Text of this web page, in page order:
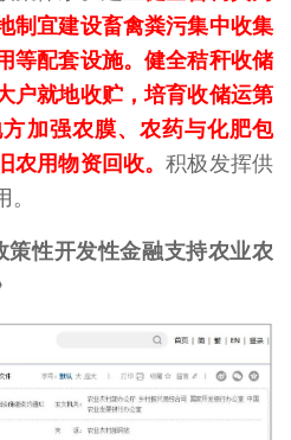
制宜建设畜禽粪污集中收集
等配套设施。健全秸秆收储
户就地收贮，培育收储运第
加强农膜、农药与化肥包
农用物资回收。积极发挥供
策性开发性金融支持农业农